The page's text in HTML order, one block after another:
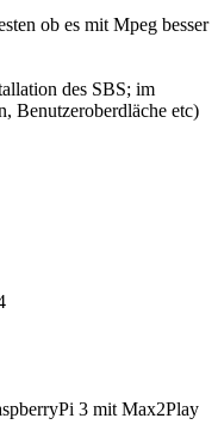
ob es mit Mpeg besser
des SBS; im
Benutzeroberdläche etc)
3 mit Max2Play